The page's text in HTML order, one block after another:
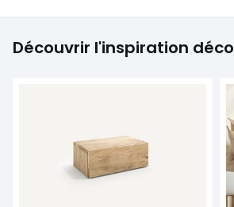
Découvrir l'inspiration déco